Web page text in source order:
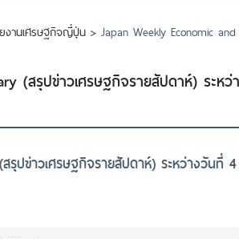
งานเศรษฐกิจญี่ปุ่น > Japan Weekly Economic
(สรุปข่าวเศรษฐกิจรายสัปดาห์) ระหว่
รุปข่าวเศรษฐกิจรายสัปดาห์) ระหว่างวันที่